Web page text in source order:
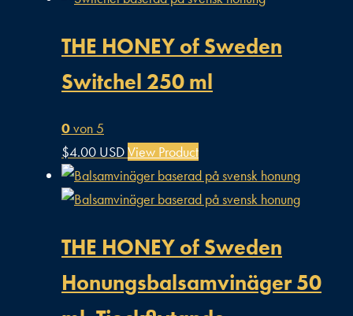
THE HONEY of Sweden
Switchel 250 ml
0von 5
$4.00 USDView Product
THE HONEY of Sweden
Honungsbalsamvinäger 50